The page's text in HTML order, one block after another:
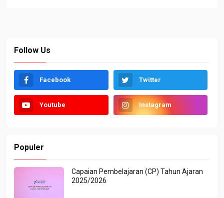
Follow Us
Facebook Twitter
Youtube Instagram
Populer
Capaian Pembelajaran (CP) Tahun Ajaran
2025/2026